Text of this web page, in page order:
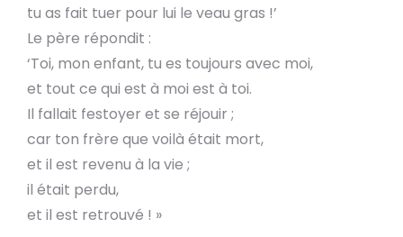
tu as fait tuer pour lui le veau gras !’
Le père répondit :
‘Toi, mon enfant, tu es toujours avec moi,
et tout ce qui est à moi est à toi.
Il fallait festoyer et se réjouir ;
car ton frère que voilà était mort,
et il est revenu à la vie ;
il était perdu,
et il est retrouvé ! »